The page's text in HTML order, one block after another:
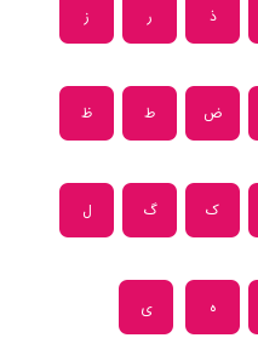
ذ ر ز
ض ط ظ
ک گ ل
ه ی